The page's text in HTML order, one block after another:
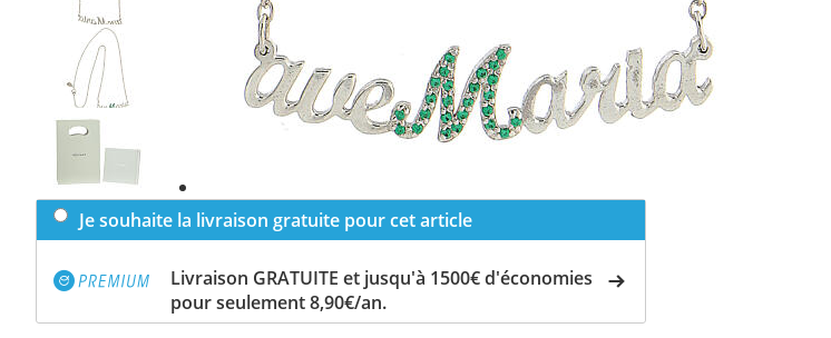
Previous
slide
Next
slide
Je souhaite la livraison gratuite pour cet article
Livraison GRATUITE et jusqu'à 1500€ d'économies
pour seulement 8,90€/an.